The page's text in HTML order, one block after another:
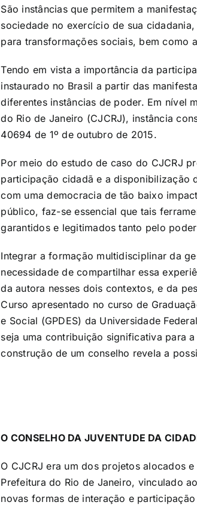
São instâncias que permitem a
sociedade no exercício de sua
para transformações sociais, bem como
Tendo em vista a importância da
instaurado no Brasil a partir das
diferentes instâncias de poder. Em nível
do Rio de Janeiro (CJCRJ), instância
40694 de 1º de outubro de 2015.
Por meio do estudo de caso do CJCRJ
participação cidadã e a disponibilização
com uma democracia de tão baixo
público, faz-se essencial que tais
garantidos e legitimados tanto pelo
Integrar a formação multidisciplinar da
necessidade de compartilhar essa
da autora nesses dois contextos, e da
Curso apresentado no curso de
e Social (GPDES) da Universidade
seja uma contribuição significativa para
construção de um conselho revela a
O CONSELHO DA JUVENTUDE DA
O CJCRJ era um dos projetos alocados
Prefeitura do Rio de Janeiro, vinculado
novas formas de interação e